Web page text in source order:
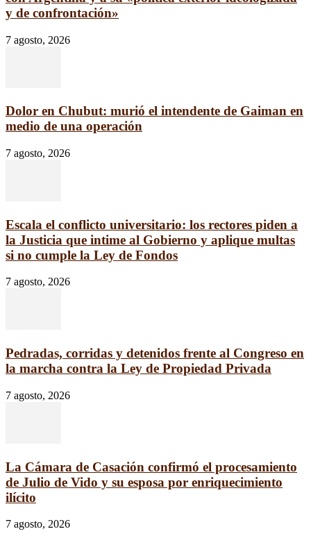
y de confrontación»
7 agosto, 2026
Dolor en Chubut: murió el intendente de Gaiman en
medio de una operación
7 agosto, 2026
Escala el conflicto universitario: los rectores piden a
la Justicia que intime al Gobierno y aplique multas
si no cumple la Ley de Fondos
7 agosto, 2026
Pedradas, corridas y detenidos frente al Congreso en
la marcha contra la Ley de Propiedad Privada
7 agosto, 2026
La Cámara de Casación confirmó el procesamiento
de Julio de Vido y su esposa por enriquecimiento
ilícito
7 agosto, 2026